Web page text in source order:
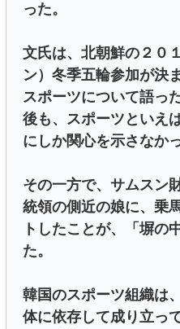
った。
文氏は、北朝鮮の２０
ン）冬季五輪参加が決
スポーツについて語っ
後も、スポーツといえ
にしか関心を示さなかっ
その一方で、サムスン
統領の側近の娘に、乗
トしたことが、「塀の
た。
韓国のスポーツ組織は
体に依存して成り立っ